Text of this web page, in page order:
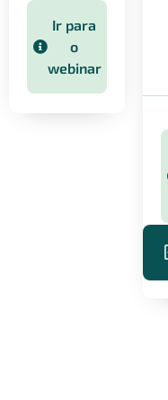
Ir para
o
webinar